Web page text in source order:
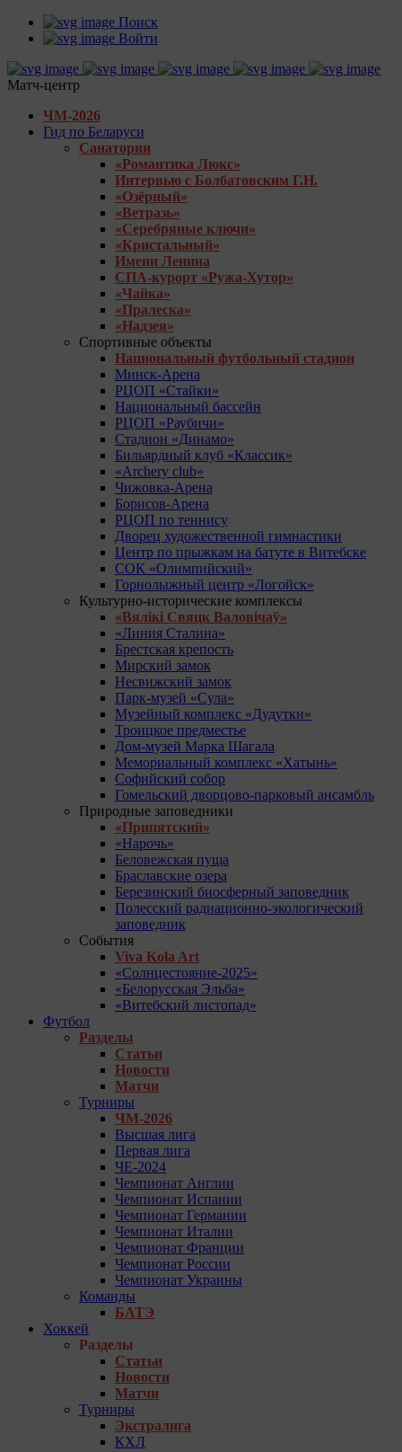
Поиск
Войти
Матч-центр
ЧМ-2026
Гид по Беларуси
Санатории
«Романтика Люкс»
Интервью с Болбатовским Г.Н.
«Озёрный»
«Ветразь»
«Серебряные ключи»
«Кристальный»
Имени Ленина
СПА-курорт «Ружа-Хутор»
«Чайка»
«Пралеска»
«Надзея»
Спортивные объекты
Национальный футбольный стадион
Минск-Арена
РЦОП «Стайки»
Национальный бассейн
РЦОП «Раубичи»
Стадион «Динамо»
Бильярдный клуб «Классик»
«Archery club»
Чижовка-Арена
Борисов-Арена
РЦОП по теннису
Дворец художественной гимнастики
Центр по прыжкам на батуте в Витебске
СОК «Олимпийский»
Горнолыжный центр «Логойск»
Культурно-исторические комплексы
«Вялікі Свяцк Валовічаў»
«Линия Сталина»
Брестская крепость
Мирский замок
Несвижский замок
Парк-музей «Сула»
Музейный комплекс «Дудутки»
Троицкое предместье
Дом-музей Марка Шагала
Мемориальный комплекс «Хатынь»
Софийский собор
Гомельский дворцово-парковый ансамбль
Природные заповедники
«Припятский»
«Нарочь»
Беловежская пуща
Браславские озера
Березинский биосферный заповедник
Полесский радиационно-экологический
заповедник
События
Viva Kola Art
«Солнцестояние-2025»
«Белорусская Эльба»
«Витебский листопад»
Футбол
Разделы
Статьи
Новости
Матчи
Турниры
ЧМ-2026
Высшая лига
Первая лига
ЧЕ-2024
Чемпионат Англии
Чемпионат Испании
Чемпионат Германии
Чемпионат Италии
Чемпионат Франции
Чемпионат России
Чемпионат Украины
Команды
БАТЭ
Хоккей
Разделы
Статьи
Новости
Матчи
Турниры
Экстралига
КХЛ